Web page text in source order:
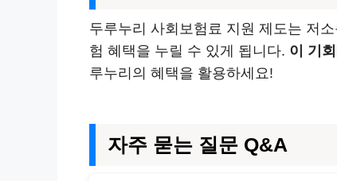
두루누리 사회보험료 지원 제도는 저
험 혜택을 누릴 수 있게 됩니다. 이 기
루누리의 혜택을 활용하세요!
자주 묻는 질문 Q&A